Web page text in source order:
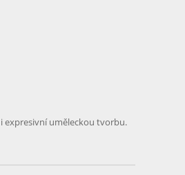
expresivní uměleckou tvorbu.